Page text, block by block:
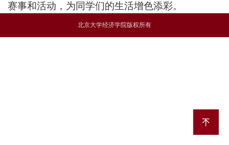
赛事和活动，为同学们的生活增色添彩。
北京大学经济学院版权所有